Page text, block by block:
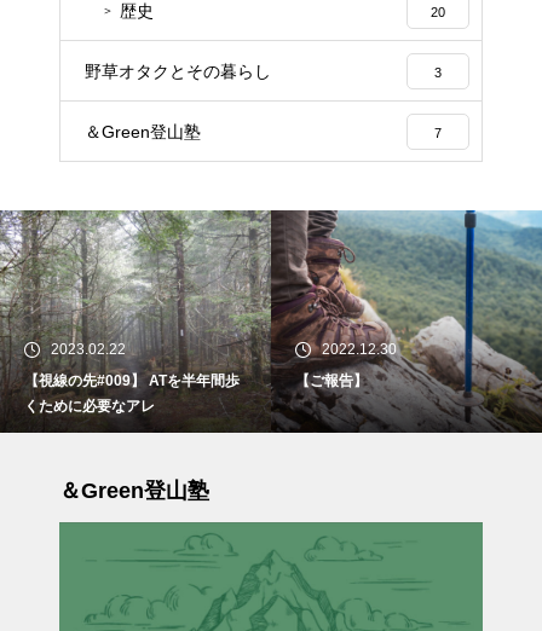
歴史 20
野草オタクとその暮らし 3
＆Green登山塾 7
2023.02.22
【視線の先#009】 ATを半年間歩
くために必要なアレ
2022.12.30
【ご報告】
＆Green登山塾